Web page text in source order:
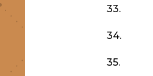
33.
34.
35.